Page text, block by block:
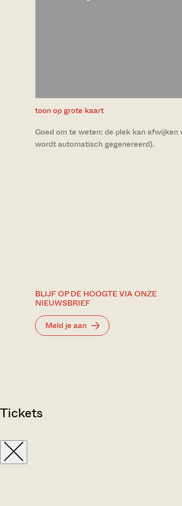
toon op grote kaart
Goed om te weten: de plek kan
wordt automatisch gegenereerd).
BLIJF OP DE HOOGTE VIA ONZE
NIEUWSBRIEF
Meld je aan
Tickets